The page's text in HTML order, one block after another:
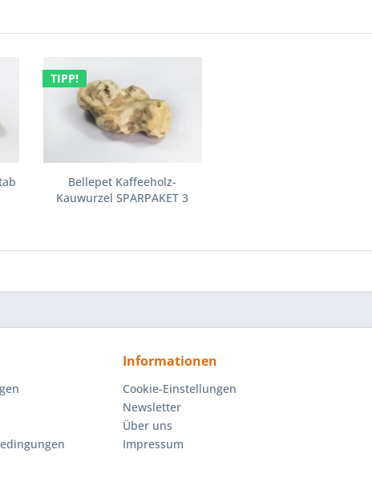
TIPP!
Bellepet Kaffeeholz-
Kauwurzel SPARPAKET 3
Informationen
Cookie-Einstellungen
Newsletter
Über uns
Impressum